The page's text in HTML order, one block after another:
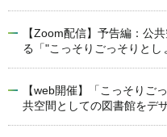
【Zoom配信】予告編：公
る「"こっそりごっそりとし
【web開催】「こっそりご
共空間としての図書館をデ